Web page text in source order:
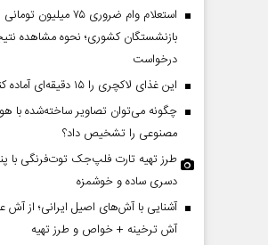
استعلام وام ضروری ۷۵ میلیون تومانی
بازنشستگان کشوری؛ نحوه مشاهده
درخواست
این غذای لاکچری را ۱۵ دقیقه‌ای آماده کنید
چگونه می‌توان تصاویر ساخته‌شده با
مصنوعی را تشخیص داد؟
طرز تهیه تارت فلپ‌جک توت‌فرنگی با
دسری ساده و خوشمزه
آشنایی با آش‌های اصیل ایرانی؛ از آش
آش ترخینه + خواص و طرز تهیه